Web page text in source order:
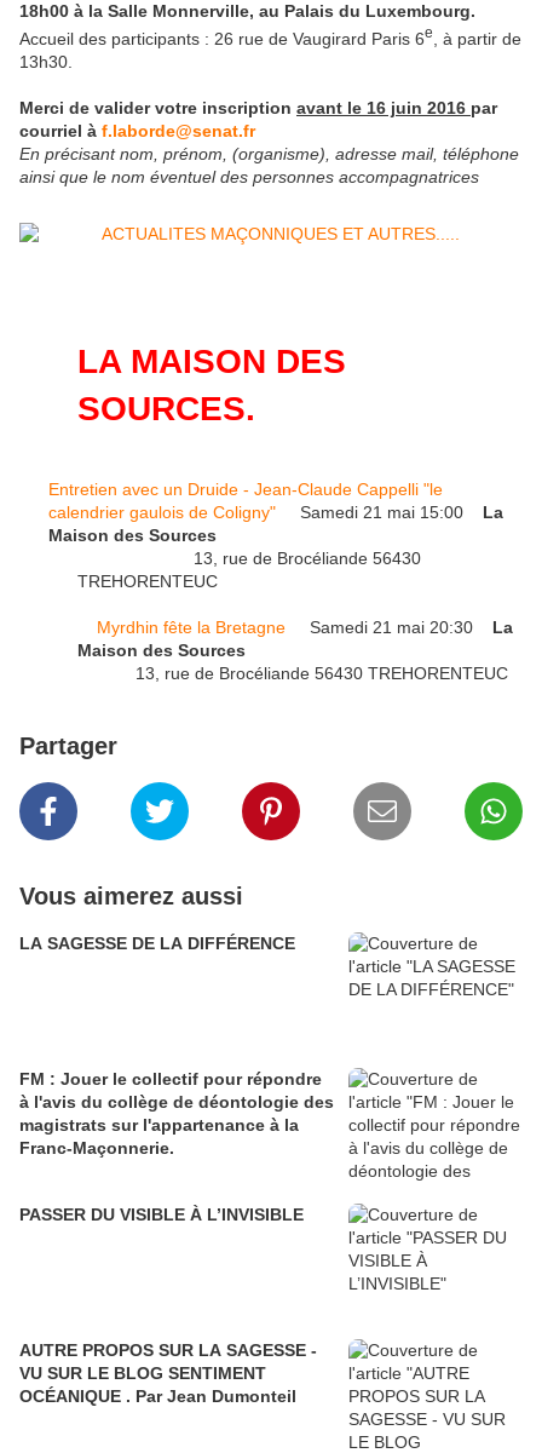
18h00 à la Salle Monnerville, au Palais du Luxembourg.
Accueil des participants : 26 rue de Vaugirard Paris 6e
, à partir de
13h30.
Merci de valider votre inscription avant le 16 juin 2016 par
courriel à f.laborde@senat.fr
En précisant nom, prénom, (organisme), adresse mail, téléphone
ainsi que le nom éventuel des personnes accompagnatrices
LA MAISON DES
SOURCES.
Entretien avec un Druide - Jean-Claude Cappelli "le
calendrier gaulois de Coligny"
Samedi 21 mai 15:00 La
Maison des Sources
13, rue de Brocéliande 56430
TREHORENTEUC
Myrdhin fête la Bretagne Samedi 21 mai 20:30 La
Maison des Sources
13, rue de Brocéliande 56430 TREHORENTEUC
Partager
Vous aimerez aussi
LA SAGESSE DE LA DIFFÉRENCE
FM : Jouer le collectif pour répondre
à l'avis du collège de déontologie des
magistrats sur l'appartenance à la
Franc-Maçonnerie.
PASSER DU VISIBLE À L’INVISIBLE
AUTRE PROPOS SUR LA SAGESSE -
VU SUR LE BLOG SENTIMENT
OCÉANIQUE . Par Jean Dumonteil